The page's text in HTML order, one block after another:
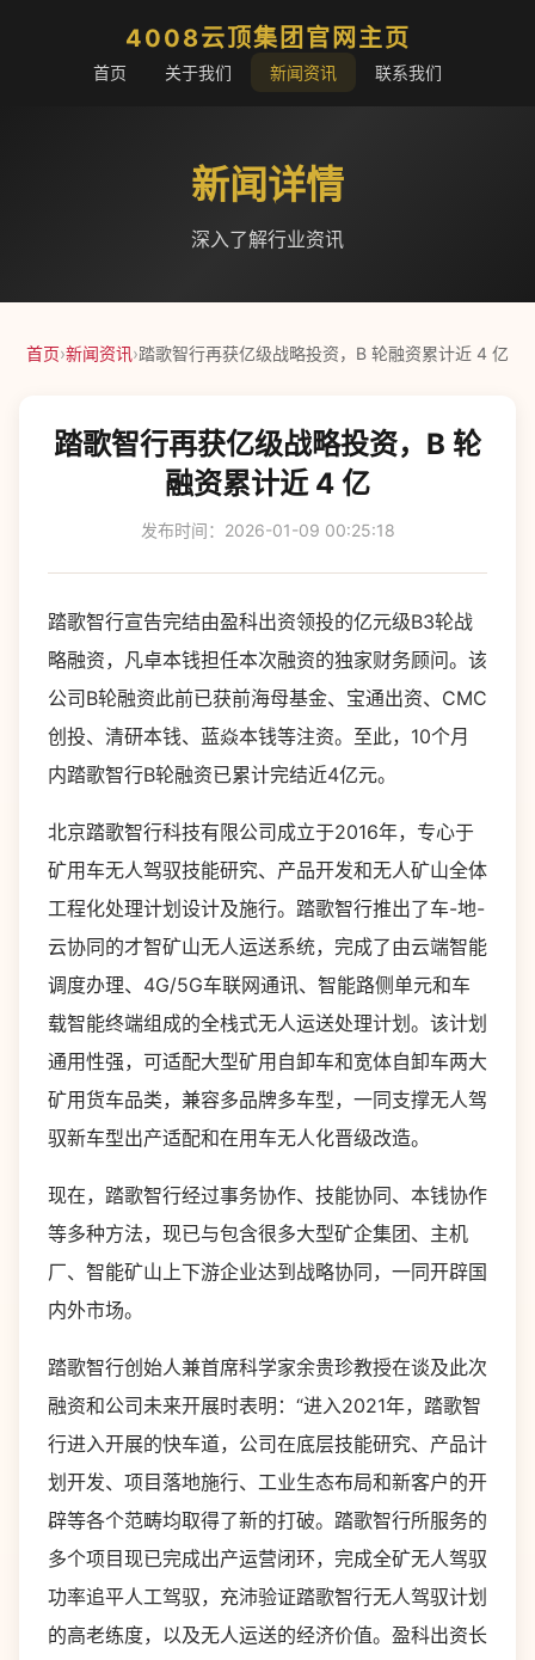
4008云顶集团官网主页
首页 关于我们 新闻资讯 联系我们
新闻详情
深入了解行业资讯
首页›新闻资讯›踏歌智行再获亿级战略投资，B 轮融资累计近 4 亿
踏歌智行再获亿级战略投资，B 轮
融资累计近 4 亿
发布时间：2026-01-09 00:25:18
踏歌智行宣告完结由盈科出资领投的亿元级B3轮战
略融资，凡卓本钱担任本次融资的独家财务顾问。该
公司B轮融资此前已获前海母基金、宝通出资、CMC
创投、清研本钱、蓝焱本钱等注资。至此，10个月
内踏歌智行B轮融资已累计完结近4亿元。
北京踏歌智行科技有限公司成立于2016年，专心于
矿用车无人驾驭技能研究、产品开发和无人矿山全体
工程化处理计划设计及施行。踏歌智行推出了车-地-
云协同的才智矿山无人运送系统，完成了由云端智能
调度办理、4G/5G车联网通讯、智能路侧单元和车
载智能终端组成的全栈式无人运送处理计划。该计划
通用性强，可适配大型矿用自卸车和宽体自卸车两大
矿用货车品类，兼容多品牌多车型，一同支撑无人驾
驭新车型出产适配和在用车无人化晋级改造。
现在，踏歌智行经过事务协作、技能协同、本钱协作
等多种方法，现已与包含很多大型矿企集团、主机
厂、智能矿山上下游企业达到战略协同，一同开辟国
内外市场。
踏歌智行创始人兼首席科学家余贵珍教授在谈及此次
融资和公司未来开展时表明：“进入2021年，踏歌智
行进入开展的快车道，公司在底层技能研究、产品计
划开发、项目落地施行、工业生态布局和新客户的开
辟等各个范畴均取得了新的打破。踏歌智行所服务的
多个项目现已完成出产运营闭环，完成全矿无人驾驭
功率追平人工驾驭，充沛验证踏歌智行无人驾驭计划
的高老练度，以及无人运送的经济价值。盈科出资长